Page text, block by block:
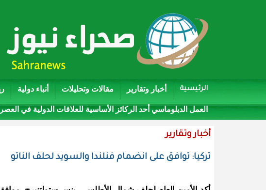
الرئيسية أخبار وتقارير مقالات وتحليلات أنباء دولية
العمل الدبلوماسي أحد الركائز الأساسية للعلاقات الدولية في
أخبار وتقارير
تركيا: توافق على انضمام فنلندا والسويد لحلف الناتو